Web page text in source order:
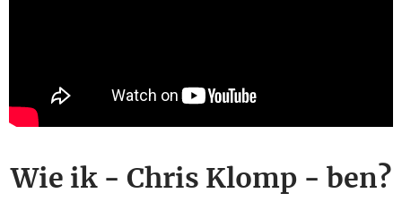
Wie ik - Chris Klomp - ben?